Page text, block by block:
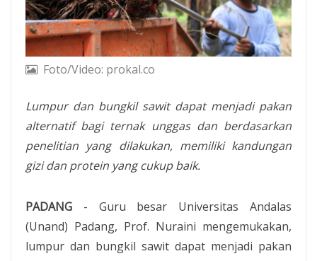
Foto/Video: prokal.co
Lumpur dan bungkil sawit dapat menjadi pakan
alternatif bagi ternak unggas dan berdasarkan
penelitian yang dilakukan, memiliki kandungan
gizi dan protein yang cukup baik.
PADANG - Guru besar Universitas Andalas
(Unand) Padang, Prof. Nuraini mengemukakan,
lumpur dan bungkil sawit dapat menjadi pakan